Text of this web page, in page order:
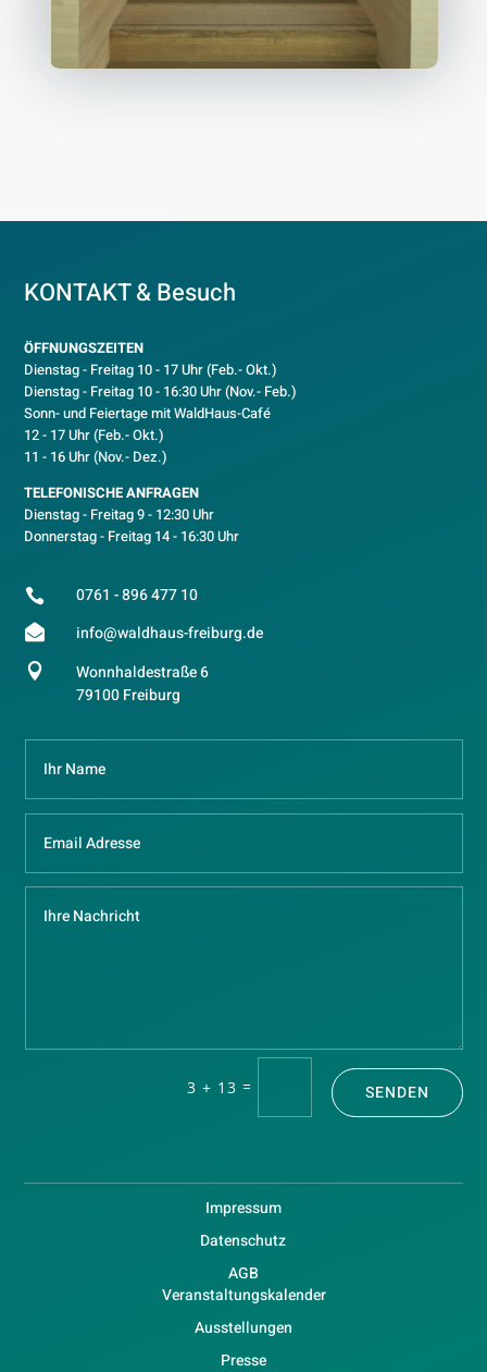
KONTAKT & Besuch
ÖFFNUNGSZEITEN
Dienstag - Freitag 10 - 17 Uhr (Feb.- Okt.)
Dienstag - Freitag 10 - 16:30 Uhr (Nov.- Feb.)
Sonn- und Feiertage mit WaldHaus-Café
12 - 17 Uhr (Feb.- Okt.)
11 - 16 Uhr (Nov.- Dez.)
TELEFONISCHE ANFRAGEN
Dienstag - Freitag 9 - 12:30 Uhr
Donnerstag - Freitag 14 - 16:30 Uhr
 0761 - 896 477 10
 info@waldhaus-freiburg.de

Wonnhaldestraße 6
79100 Freiburg
3 + 13 = SENDEN
Impressum
Datenschutz
AGB
Veranstaltungskalender
Ausstellungen
Presse